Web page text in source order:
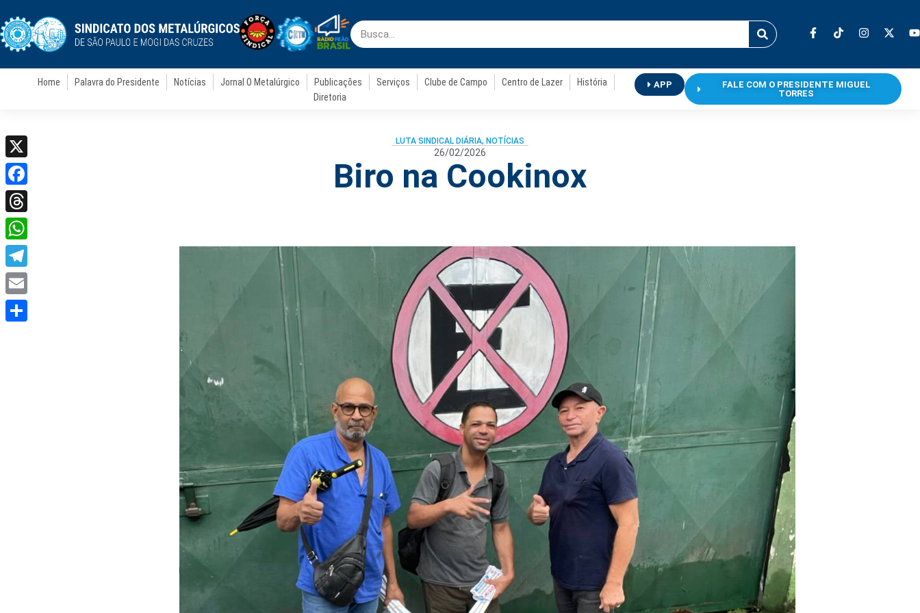
Home Palavra do Presidente Notícias Jornal O Metalúrgico Publicações Serviços Clube de Campo Centro de Lazer
História
Diretoria
APP
FALE COM O PRESIDENTE MIGUEL
TORRES
LUTA SINDICAL DIÁRIA, NOTÍCIAS
26/02/2026
Biro na Cookinox
X
Facebook
Threads
WhatsApp
Telegram
Email